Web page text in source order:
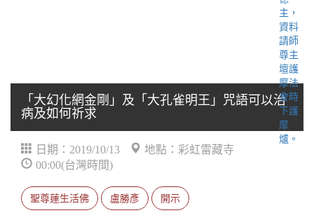
「大幻化網金剛」及「大孔雀明王」咒語可以治
病及如何祈求
日期：2019/10/13
地點：彩虹雷藏寺
00:00(台灣時間)
聖尊蓮生活佛 盧勝彥 開示